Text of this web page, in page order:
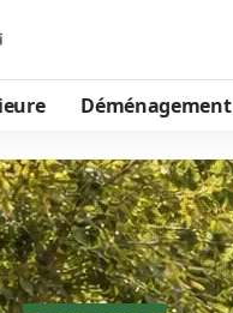
Déménagement